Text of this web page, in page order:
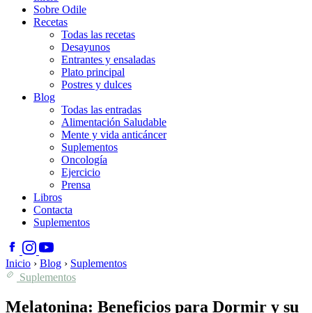
Sobre Odile
Recetas
Todas las recetas
Desayunos
Entrantes y ensaladas
Plato principal
Postres y dulces
Blog
Todas las entradas
Alimentación Saludable
Mente y vida anticáncer
Suplementos
Oncología
Ejercicio
Prensa
Libros
Contacta
Suplementos
Inicio › Blog › Suplementos
Suplementos
Melatonina: Beneficios para Dormir y su